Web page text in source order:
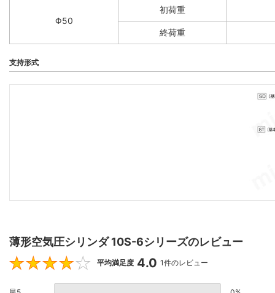
Φ50
初荷重
終荷重
支持形式
薄形空気圧シリンダ 10S-6シリーズのレビュー
4
平均満足度 4.0 1件のレビュー